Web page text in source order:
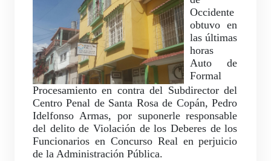
Occidente
obtuvo en
las últimas
horas
Auto de
Formal
Procesamiento en contra del Subdirector del
Centro Penal de Santa Rosa de Copán, Pedro
Idelfonso Armas, por suponerle responsable
del delito de Violación de los Deberes de los
Funcionarios en Concurso Real en perjuicio
de la Administración Pública.